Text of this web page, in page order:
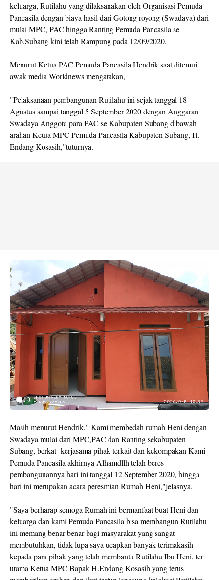
keluarga, Rutilahu yang dilaksanakan oleh Organisasi Pemuda
Pancasila dengan biaya hasil dari Gotong royong (Swadaya) dari
mulai MPC, PAC hingga Ranting Pemuda Pancasila se
Kab.Subang kini telah Rampung pada 12/09/2020.
Menurut Ketua PAC Pemuda Pancasila Hendrik saat ditemui
awak media Worldnews mengatakan,
"Pelaksanaan pembangunan Rutilahu ini sejak tanggal 18
Agustus sampai tanggal 5 September 2020 dengan Anggaran
Swadaya Anggota para PAC se Kabupaten Subang dibawah
arahan Ketua MPC Pemuda Pancasila Kabupaten Subang, H.
Endang Kosasih,"tuturnya.
Masih menurut Hendrik," Kami membedah rumah Heni dengan
Swadaya mulai dari MPC,PAC dan Ranting sekabupaten
Subang, berkat kerjasama pihak terkait dan kekompakan Kami
Pemuda Pancasila akhirnya Alhamdllh telah beres
pembangunannya hari ini tanggal 12 September 2020, hingga
hari ini merupakan acara peresmian Rumah Heni,"jelasnya.
"Saya berharap semoga Rumah ini bermanfaat buat Heni dan
keluarga dan kami Pemuda Pancasila bisa membangun Rutilahu
ini memang benar benar bagi masyarakat yang sangat
membutuhkan, tidak lupa saya ucapkan banyak terimakasih
kepada para pihak yang telah membantu Rutilahu Ibu Heni, ter
utama Ketua MPC Bapak H.Endang Kosasih yang terus